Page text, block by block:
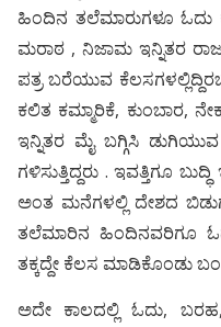
ಹಿಂದಿನ ತಲೆಮಾರುಗಳೂ ಓದು
ಮರಾಠ , ನಿಜಾಮ ಇನ್ನಿತರ
ಪತ್ರ ಬರೆಯುವ
ಕಲಿತ ಕಮ್ಮಾರಿಕೆ, ಕುಂಬಾರ,
ಇನ್ನಿತರ ಮೈ ಬಗ್ಗಿಸಿ
ಗಳಿಸುತ್ತಿದ್ದರು . ಇವತ್ತಿಗೂ
ಅಂತ ಮನೆಗಳಲ್ಲಿ ದೇಶದ
ತಲೆಮಾರಿನ ಹಿಂದಿನವರಿಗೂ
ತಕ್ಕದ್ದೇ ಕೆಲಸ ಮಾಡಿಕೊಂಡು
ಅದೇ ಕಾಲದಲ್ಲಿ ಓದು, ಬರಹ,